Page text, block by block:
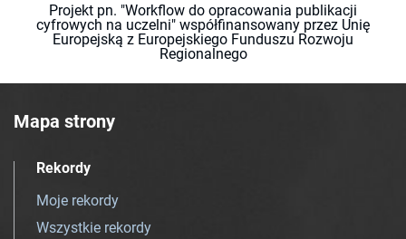
Projekt pn. "Workflow do opracowania publikacji
cyfrowych na uczelni" współfinansowany przez Unię
Europejską z Europejskiego Funduszu Rozwoju
Regionalnego
Mapa strony
Rekordy
Moje rekordy
Wszystkie rekordy